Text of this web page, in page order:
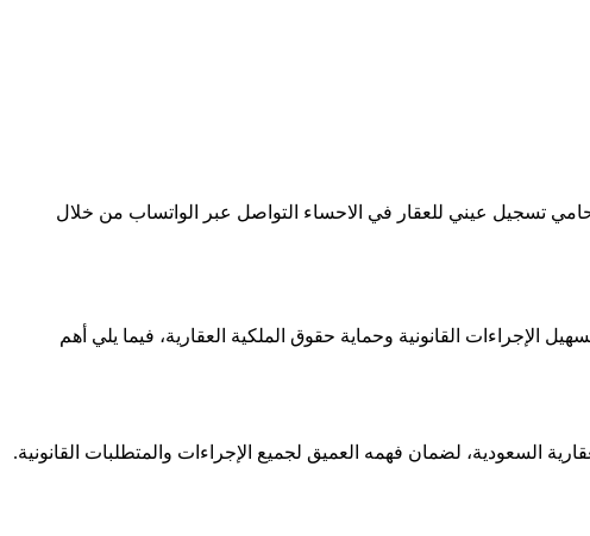
تسجيل عيني للعقار في الاحساء التواصل عبر الواتساب من خلال
القانونية وحماية حقوق الملكية العقارية، فيما يلي أهم
السعودية، لضمان فهمه العميق لجميع الإجراءات والمتطلبات القانونية.